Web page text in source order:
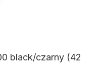
black/czarny (42